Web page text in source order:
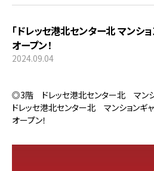
「ドレッセ港北センター北 マンシ
オープン！
2024.09.04
◎3階 ドレッセ港北センター北 マンシ
ドレッセ港北センター北 マンションギ
オープン！